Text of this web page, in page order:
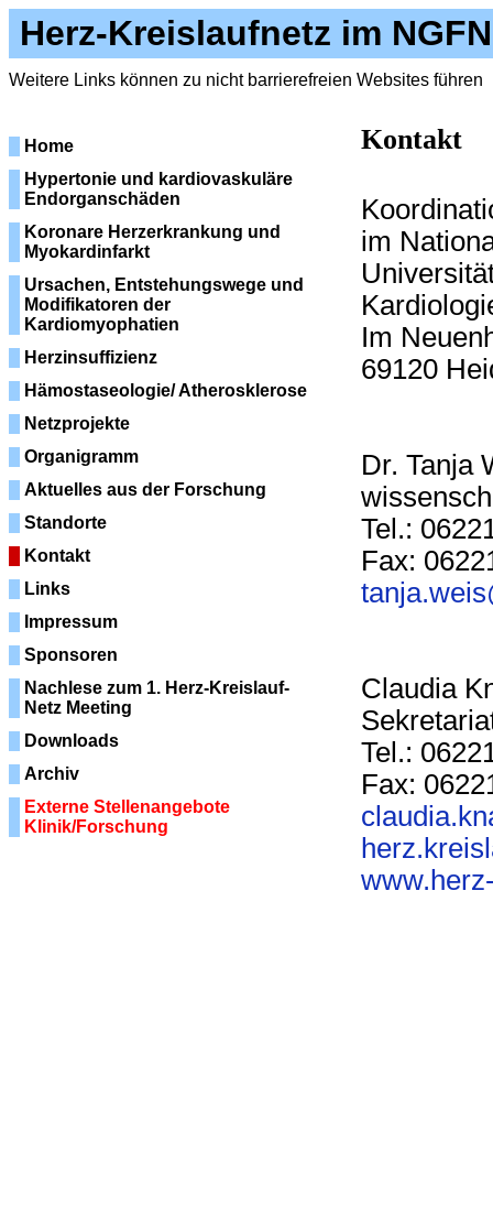
Herz-Kreislaufnetz im NGFN
Weitere Links können zu nicht barrierefreien Websites führen
Home
Hypertonie und kardiovaskuläre
Endorganschäden
Koronare Herzerkrankung und
Myokardinfarkt
Ursachen, Entstehungswege und
Modifikatoren der
Kardiomyophatien
Herzinsuffizienz
Hämostaseologie/ Atherosklerose
Netzprojekte
Organigramm
Aktuelles aus der Forschung
Standorte
Kontakt
Links
Impressum
Sponsoren
Nachlese zum 1. Herz-Kreislauf-
Netz Meeting
Downloads
Archiv
Externe Stellenangebote
Klinik/Forschung
Kontakt
im
Im
69120
Dr. Tanja
Tel.:
Fax:
Claudia
Tel.:
Fax: